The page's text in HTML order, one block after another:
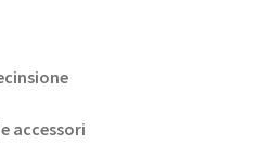
accessori